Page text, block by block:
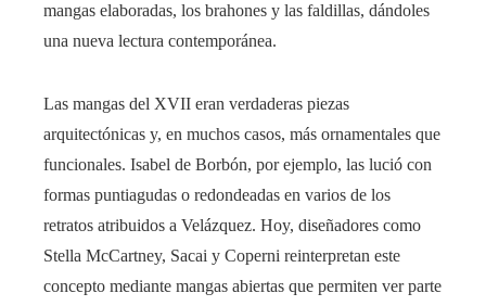
mangas elaboradas, los brahones y las faldillas, dándoles
una nueva lectura contemporánea.
Las mangas del XVII eran verdaderas piezas
arquitectónicas y, en muchos casos, más ornamentales que
funcionales. Isabel de Borbón, por ejemplo, las lució con
formas puntiagudas o redondeadas en varios de los
retratos atribuidos a Velázquez. Hoy, diseñadores como
Stella McCartney, Sacai y Coperni reinterpretan este
concepto mediante mangas abiertas que permiten ver parte